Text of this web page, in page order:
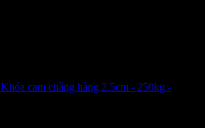
Khóa cam chằng hàng 2.5cm - 250kg -